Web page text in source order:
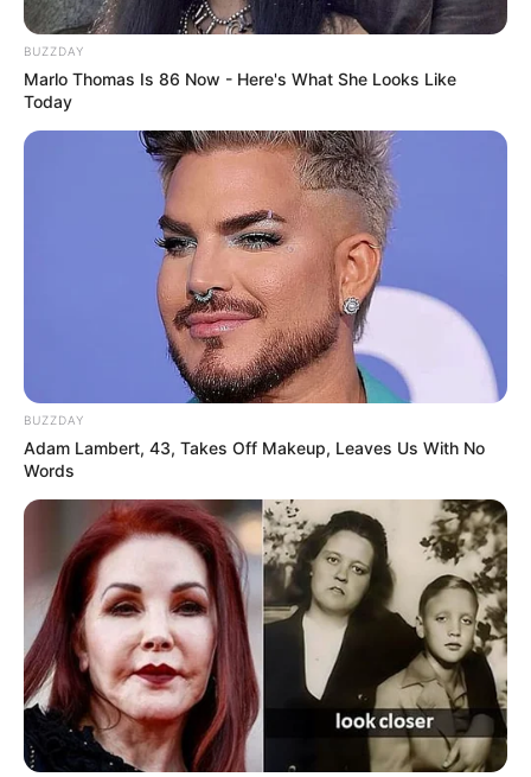
BUZZDAY
Marlo Thomas Is 86 Now - Here's What She Looks Like
Today
BUZZDAY
Adam Lambert, 43, Takes Off Makeup, Leaves Us With No
Words